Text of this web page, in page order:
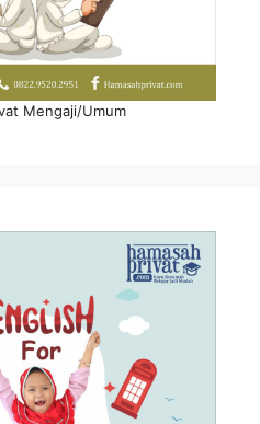
Mengaji/Umum